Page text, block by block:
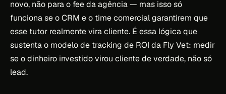
novo, não para o fee da agência — mas isso só
funciona se o CRM e o time comercial garantirem que
esse tutor realmente vira cliente. É essa lógica que
sustenta o modelo de tracking de ROI da Fly Vet: medir
se o dinheiro investido virou cliente de verdade, não só
lead.